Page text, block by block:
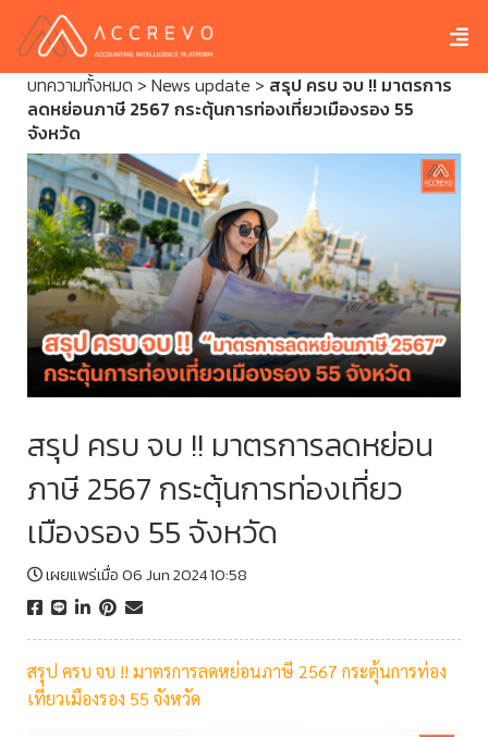
บทความทั้งหมด > News update > สรุป ครบ จบ !! มาตรการ
ลดหย่อนภาษี 2567 กระตุ้นการท่องเที่ยวเมืองรอง 55
จังหวัด
สรุป ครบ จบ !! มาตรการลดหย่อน
ภาษี 2567 กระตุ้นการท่องเที่ยว
เมืองรอง 55 จังหวัด
เผยแพร่เมื่อ 06 Jun 2024 10:58
สรุป ครบ จบ !! มาตรการลดหย่อนภาษี 2567 กระตุ้นการท่อง
เที่ยวเมืองรอง 55 จังหวัด